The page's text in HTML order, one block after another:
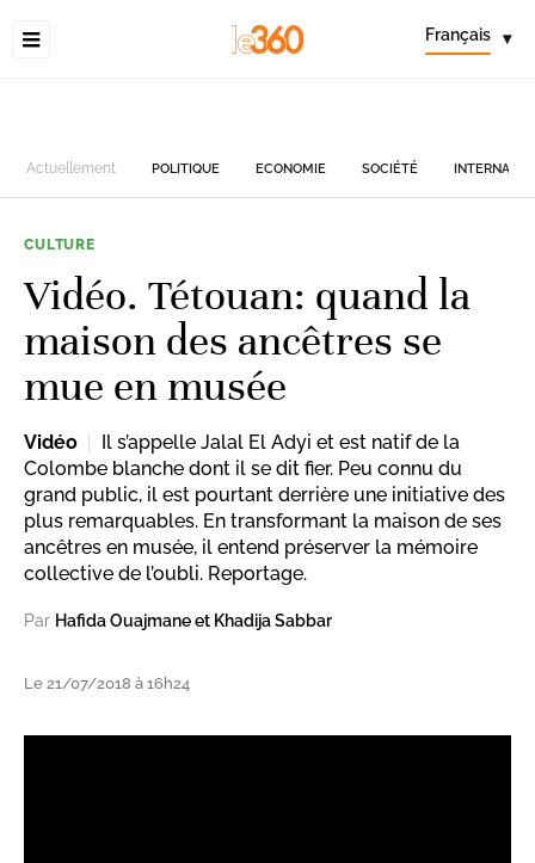
Français ▾
Actuellement POLITIQUE ECONOMIE SOCIÉTÉ
CULTURE
Vidéo. Tétouan: quand la
maison des ancêtres se
mue en musée
Vidéo
Il s’appelle Jalal El Adyi et est natif de la
Colombe blanche dont il se dit fier. Peu connu du
grand public, il est pourtant derrière une initiative des
plus remarquables. En transformant la maison de ses
ancêtres en musée, il entend préserver la mémoire
collective de l’oubli. Reportage.
Par Hafida Ouajmane et Khadija Sabbar
Le 21/07/2018 à 16h24